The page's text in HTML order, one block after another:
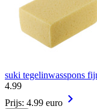
suki tegelinwasspons
4.99
Prijs: 4.99 euro